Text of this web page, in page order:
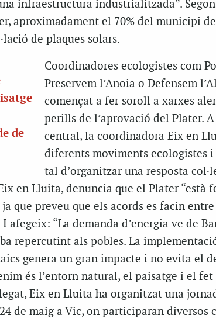
infraestructura industrialitzada”.
aproximadament el 70% del municipi
de plaques solars.
de
Coordinadores ecologistes com
Preservem l’Anoia o Defensem
començat a fer soroll a xarxes
perills de l’aprovació del Plater.
central, la coordinadora Eix en
diferents moviments ecologistes i
tal d’organitzar una resposta
en Lluita, denuncia que el Plater “està
que preveu que els acords es facin
afegeix: “La demanda d’energia ve de
repercutint als pobles. La
genera un gran impacte i no evita el
és l’entorn natural, el paisatge i el
Eix en Lluita ha organitzat una
de maig a Vic, on participaran diversos